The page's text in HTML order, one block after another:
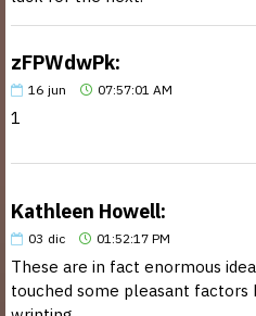
zFPWdwPk:
16 jun 07:57:01 AM
1
Kathleen Howell:
03 dic 01:52:17 PM
These are in fact enormous
touched some pleasant factors